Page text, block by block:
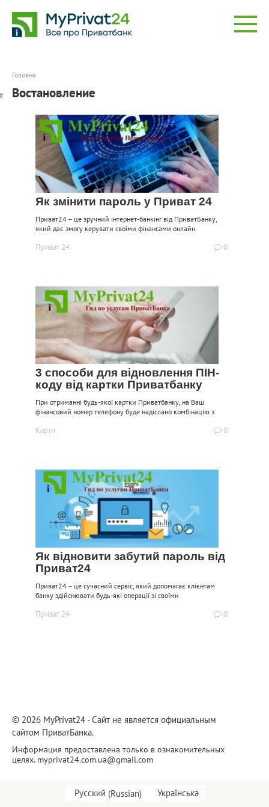
вмісту
Головна
Востановление
Як змінити пароль у Приват 24
Приват24 – це зручний інтернет-банкінг від ПриватБанку,
який дає змогу керувати своїми фінансами онлайн.
Приват 24 0
3 способи для відновлення ПІН-
коду від картки Приватбанку
При отриманні будь-якої картки Приватбанку, на Ваш
фінансовий номер телефону буде надіслано комбінацію з
Карти 0
Як відновити забутий пароль від
Приват24
Приват24 – це сучасний сервіс, який допомагає клієнтам
банку здійснювати будь-які операції зі своїми
Приват 24 0
© 2026 MyPrivat24 - Сайт не является официальным
сайтом ПриватБанка.
Информация предоставлена только в ознакомительных
целях. myprivat24.com.ua@gmail.com
Русский (Russian) Українська